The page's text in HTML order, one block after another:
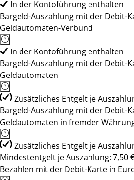
In der Kontoführung enthalten
Bargeld-Auszahlung mit der Debit-
Geldautomaten-Verbund
In der Kontoführung enthalten
Bargeld-Auszahlung mit der Debit-
Geldautomaten
Zusätzliches Entgelt je
Bargeld-Auszahlung mit der Debit-
Geldautomaten in fremder
Zusätzliches Entgelt je
Mindestentgelt je Auszahlung: 7,50 €
Bezahlen mit der Debit-Karte in